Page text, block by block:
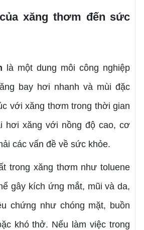
xăng thơm đến sức
là một dung môi công nghiệp
bay hơi nhanh và mùi đặc
với xăng thơm trong thời gian
hơi xăng với nồng độ cao, cơ
các vấn đề về sức khỏe.
xăng thơm như toluene
gây kích ứng mắt, mũi và da,
chứng như chóng mặt, buồn
khó thở. Nếu làm việc trong